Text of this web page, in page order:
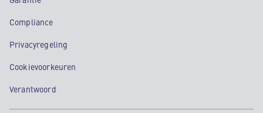
Compliance
Privacyregeling
Cookievoorkeuren
Verantwoord